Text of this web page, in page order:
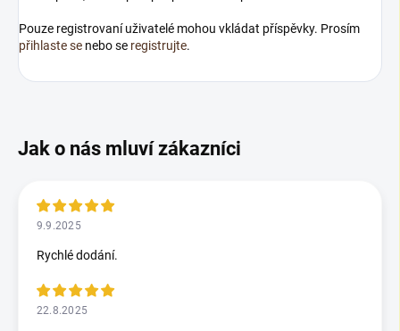
Pouze registrovaní uživatelé mohou vkládat příspěvky. Prosím
přihlaste se nebo se registrujte.
9.9.2025
Rychlé dodání.
22.8.2025